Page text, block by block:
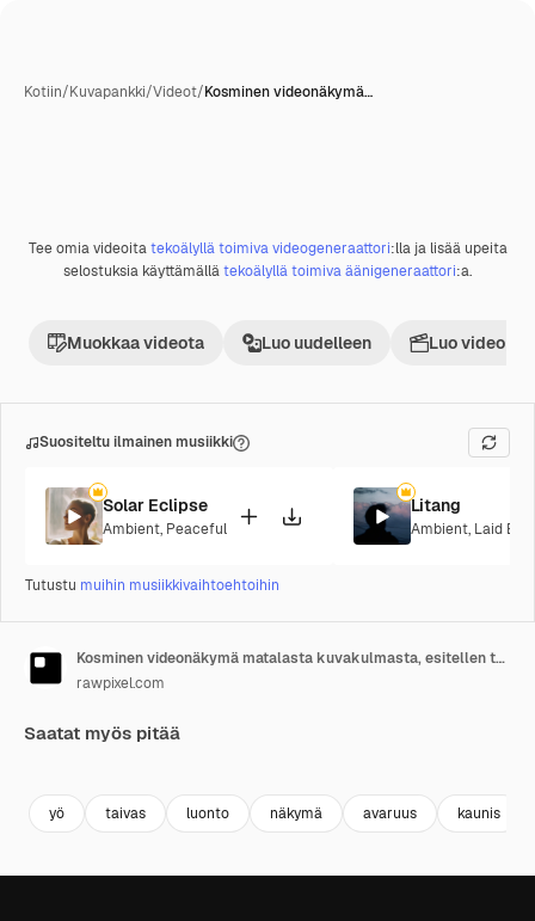
Kotiin/Kuvapankki/Videot/Kosminen videonäkymä…
PremiumTekoälyn luoma
Tee omia videoitatekoälyllä toimiva videogeneraattori:lla ja lisää upeita
selostuksia käyttämällätekoälyllä toimiva äänigeneraattori:a.
Muokkaa videota Luo uudelleen Luo
Suositeltu ilmainen musiikki
Solar Eclipse
Ambient, Peaceful
Litang
Ambient, Laid
Tutustu muihin musiikkivaihtoehtoihin
Kosminen videonäkymä matalasta kuvakulmasta, esitellen tähtitaivaan Maan horisontin yläpuolella.
rawpixel.com
Saatat myös pitää
yö taivas luonto näkymä avaruus kaunis